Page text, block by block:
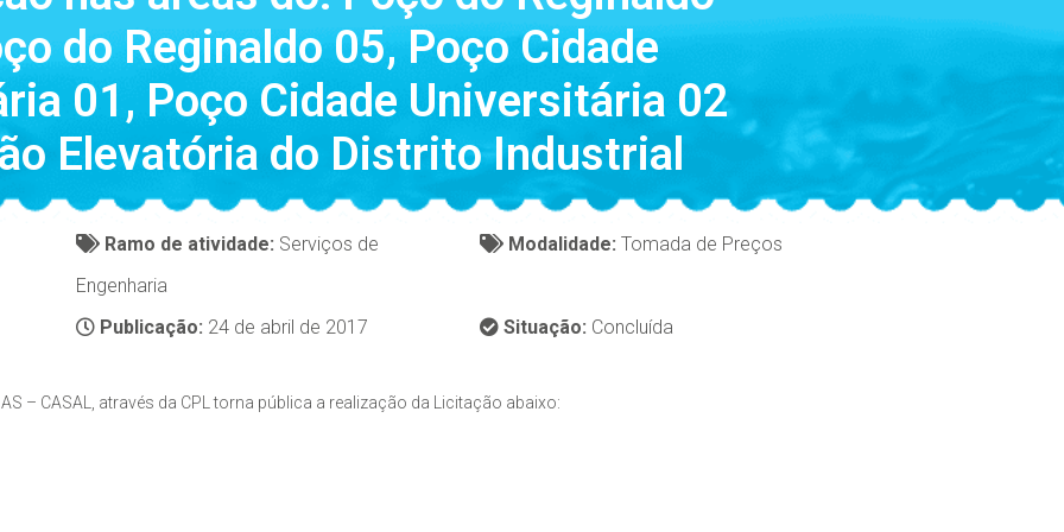
do Reginaldo 05, Poço Cidade
01, Poço Cidade Universitária 02
Elevatória do Distrito Industrial
Ramo de atividade: Serviços de
Engenharia
Modalidade: Tomada de Preços
Publicação: 24 de abril de 2017 Situação: Concluída
– CASAL, através da CPL torna pública a realização da Licitação abaixo: